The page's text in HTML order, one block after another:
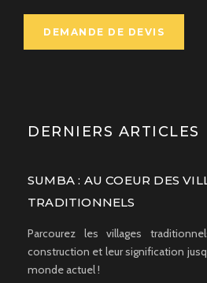
DERNIERS ARTICLES
SUMBA : AU COEUR DES
TRADITIONNELS
Parcourez les villages
construction et leur signification
monde actuel !
DEMANDE DE DEVIS